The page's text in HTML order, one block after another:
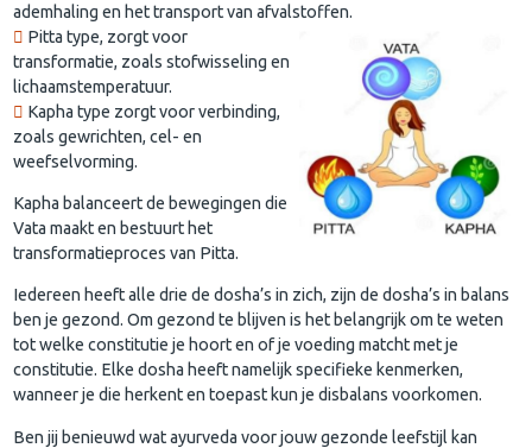
ademhaling en het transport van afvalstoffen.
Pitta type, zorgt voor
transformatie, zoals stofwisseling en
lichaamstemperatuur.
Kapha type zorgt voor verbinding,
zoals gewrichten, cel- en
weefselvorming.
Kapha balanceert de bewegingen die
Vata maakt en bestuurt het
transformatieproces van Pitta.
Iedereen heeft alle drie de dosha’s in zich, zijn de dosha’s in balans
ben je gezond. Om gezond te blijven is het belangrijk om te weten
tot welke constitutie je hoort en of je voeding matcht met je
constitutie. Elke dosha heeft namelijk specifieke kenmerken,
wanneer je die herkent en toepast kun je disbalans voorkomen.
Ben jij benieuwd wat ayurveda voor jouw gezonde leefstijl kan